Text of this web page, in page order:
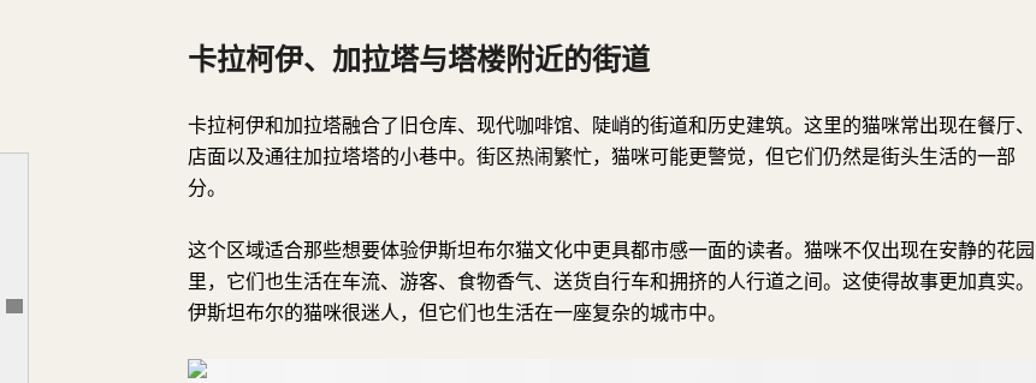
文章大纲
蓝色清真寺与苏丹艾哈迈德广场
卡拉柯伊、加拉塔与塔楼附近的街道
卡拉柯伊、加拉塔与塔楼附近的街道
卡拉柯伊和加拉塔融合了旧仓库、现代咖啡馆、陡峭的街道和历史建筑。这里的猫咪常出现在餐厅、
店面以及通往加拉塔塔的小巷中。街区热闹繁忙，猫咪可能更警觉，但它们仍然是街头生活的一部
分。
这个区域适合那些想要体验伊斯坦布尔猫文化中更具都市感一面的读者。猫咪不仅出现在安静的花园
里，它们也生活在车流、游客、食物香气、送货自行车和拥挤的人行道之间。这使得故事更加真实。
伊斯坦布尔的猫咪很迷人，但它们也生活在一座复杂的城市中。